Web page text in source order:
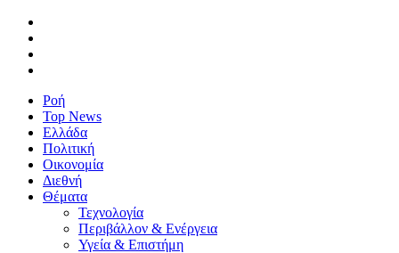
Ροή
Top News
Ελλάδα
Πολιτική
Οικονομία
Διεθνή
Θέματα
Τεχνολογία
Περιβάλλον & Ενέργεια
Υγεία & Επιστήμη